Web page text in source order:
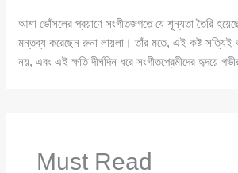
আশা ভোঁসলের প্রয়াণে সংগীতজগতে যে শূন্যতা তৈরি
মন্তব্য করেছেন রুনা লায়লা। তাঁর মতে, এই কষ্ট সত্যিই
নয়, এবং এই ক্ষতি দীর্ঘদিন ধরে সংগীতপ্রেমীদের হৃদয়ে
Must Read